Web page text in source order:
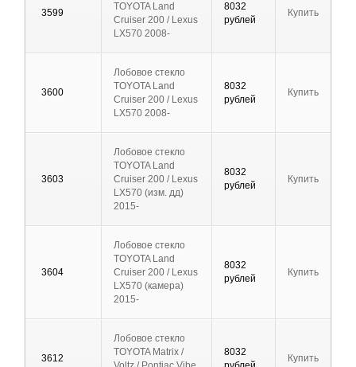
3599
TOYOTA Land
Cruiser 200 / Lexus
LX570 2008-
8032
рублей
Купить
3600
Лобовое стекло
TOYOTA Land
Cruiser 200 / Lexus
LX570 2008-
8032
рублей
Купить
3603
Лобовое стекло
TOYOTA Land
Cruiser 200 / Lexus
LX570 (изм. дд)
2015-
8032
рублей
Купить
3604
Лобовое стекло
TOYOTA Land
Cruiser 200 / Lexus
LX570 (камера)
2015-
8032
рублей
Купить
3612
Лобовое стекло
TOYOTA Matrix /
8032
Купить